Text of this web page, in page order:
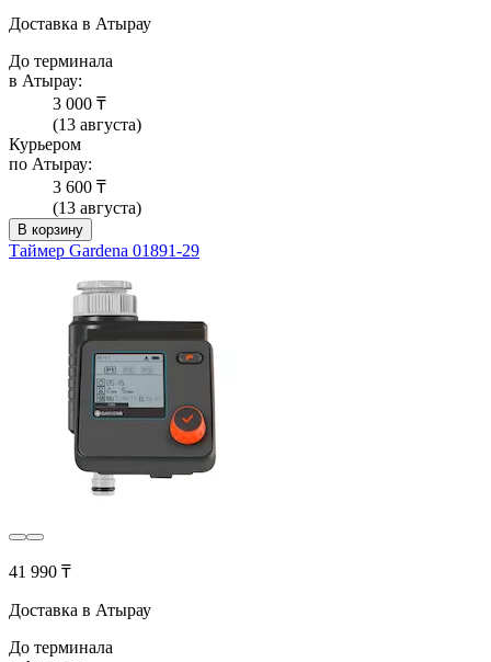
Доставка в Атырау
До терминала
в Атырау:
3 000 ₸
(13 августа)
Курьером
по Атырау:
3 600 ₸
(13 августа)
В корзину
Таймер Gardena 01891-29
41 990 ₸
Доставка в Атырау
До терминала